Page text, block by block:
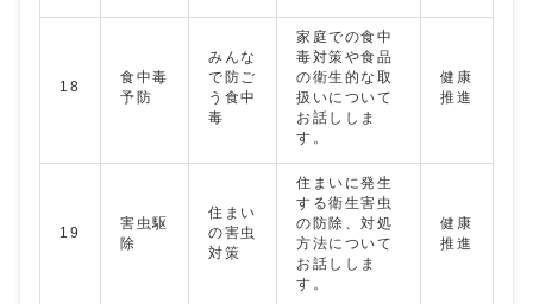
18
食中毒
予防
みんな
で防ご
う食中
毒
家庭での食中
毒対策や食品
の衛生的な取
扱いについて
お話ししま
す。
健康
推進
19
害虫駆
除
住まい
の害虫
対策
住まいに発生
する衛生害虫
の防除、対処
方法について
お話ししま
す。
健康
推進